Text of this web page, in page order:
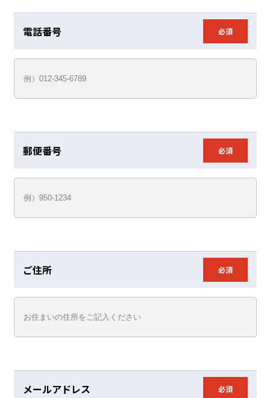
必須
電話番号
必須
郵便番号
必須
ご住所
必須
メールアドレス